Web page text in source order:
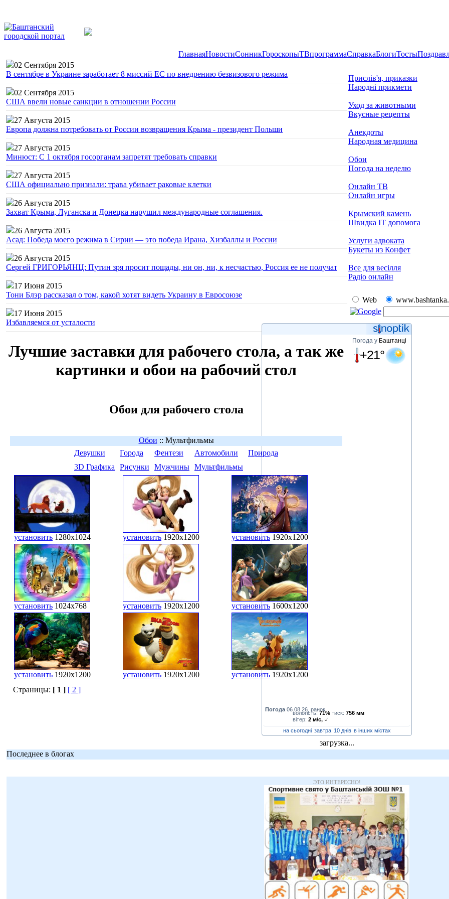
ГлавнаяНовостиСонникГороскопыТВпрограммаСправкаБлогиТосты
02 Сентября 2015
В сентябре в Украине заработает 8 миссий ЕС по внедрению безвизового режима
02 Сентября 2015
США ввели новые санкции в отношении России
27 Августа 2015
Европа должна потребовать от России возвращения Крыма - президент Польши
27 Августа 2015
Минюст: С 1 октября госорганам запретят требовать справки
27 Августа 2015
США официально признали: трава убивает раковые клетки
26 Августа 2015
Захват Крыма, Луганска и Донецка нарушил международные соглашения.
26 Августа 2015
Асад: Победа моего режима в Сирии — это победа Ирана, Хизбаллы и России
26 Августа 2015
Сергей ГРИГОРЬЯНЦ: Путин зря просит пощады, ни он, ни, к несчастью, Россия ее не получат
17 Июня 2015
Тони Блэр рассказал о том, какой хотят видеть Украину в Евросоюзе
17 Июня 2015
Избавляемся от усталости
Лучшие заставки для рабочего стола, а так же
картинки и обои на рабочий стол
Обои для рабочего стола
Обои :: Мультфильмы
Девушки
Города Фентези Автомобили
Природа
3D Графика
Рисунки Мужчины Мультфильмы
установить 1280x1024 установить 1920x1200 установить 1920x1200
установить 1024x768 установить 1920x1200 установить 1600x1200
установить 1920x1200 установить 1920x1200 установить 1920x1200
Страницы: [ 1 ] [ 2 ]
Прислів'я, приказки
Народні прикмети
Уход за животными
Вкусные рецепты
Анекдоты
Народная медицина
Обои
Погода на неделю
Онлайн ТВ
Онлайн игры
Крымский камень
Швидка ІТ допомога
Услуги адвоката
Букеты из Конфет
Все для весілля
Радіо онлайн
Web
Погода 06.08.26, ранок
Погода у Баштанці
+21°
вологість:71% тиск: 756 мм
вітер: 2 м/с,
на сьогодні завтра 10 днів в інших містах
загрузка...
Последнее в блогах
ЭТО ИНТЕРЕСНО!